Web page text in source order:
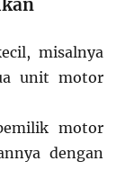
misalnya
unit motor
motor
dengan